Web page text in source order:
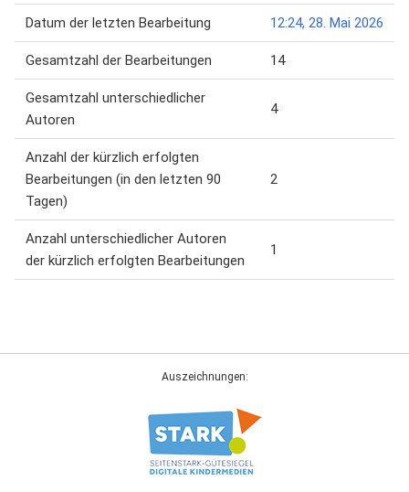
Datum der letzten Bearbeitung 12:24, 28. Mai 2026
Gesamtzahl der Bearbeitungen 14
Gesamtzahl unterschiedlicher
Autoren
4
Anzahl der kürzlich erfolgten
Bearbeitungen (in den letzten 90
Tagen)
2
Anzahl unterschiedlicher Autoren
der kürzlich erfolgten Bearbeitungen
1
Auszeichnungen: